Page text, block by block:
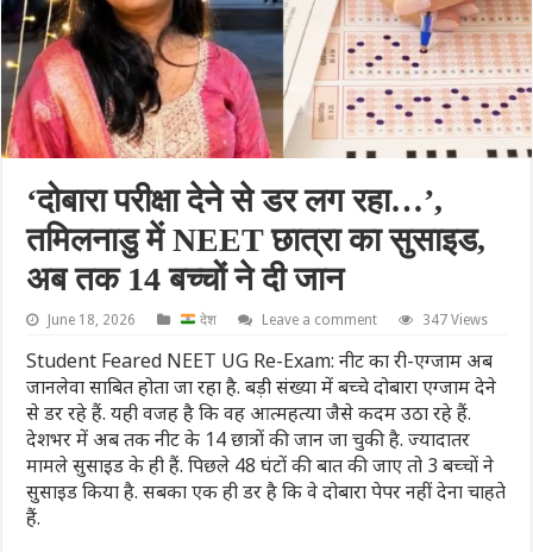
‘दोबारा परीक्षा देने से डर लग रहा…’,
तमिलनाडु में NEET छात्रा का सुसाइड,
अब तक 14 बच्‍चों ने दी जान
June 18, 2026 देश Leave a comment 347 Views
Student Feared NEET UG Re-Exam: नीट का री-एग्‍जाम अब
जानलेवा साब‍ित होता जा रहा है. बड़ी संख्‍या में बच्‍चे दोबारा एग्‍जाम देने
से डर रहे हैं. यही वजह है कि वह आत्‍महत्‍या जैसे कदम उठा रहे हैं.
देशभर में अब तक नीट के 14 छात्रों की जान जा चुकी है. ज्‍यादातर
मामले सुसाइड के ही हैं. पिछले 48 घंटों की बात की जाए तो 3 बच्‍चों ने
सुसाइड किया है. सबका एक ही डर है कि वे दोबारा पेपर नहीं देना चाहते
हैं.